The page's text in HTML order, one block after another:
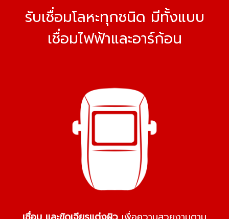
รับเชื่อมโลหะทุกชนิด มีทั้งแบบ
เชื่อมไฟฟ้าและอาร์ก้อน